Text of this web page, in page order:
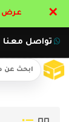
تواصل معنا
عرض ✕